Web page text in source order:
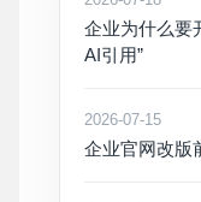
企业为什么要
AI引用”
2026-07-15
企业官网改版